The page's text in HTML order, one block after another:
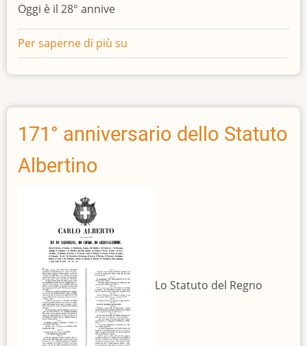
Oggi è il 28° annive
Per saperne di più su
monarchici
ricordano
Borsellino
28
anni
171° anniversario dello Statuto
Albertino
Lo Statuto del Regno